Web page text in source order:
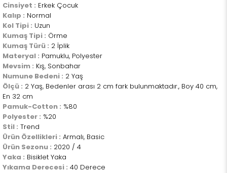
Cinsiyet : Erkek Çocuk
Kalıp : Normal
Kol Tipi : Uzun
Kumaş Tipi : Örme
Kumaş Türü : 2 İplik
Materyal : Pamuklu, Polyester
Mevsim : Kış, Sonbahar
Numune Bedeni : 2 Yaş
Ölçü : 2 Yaş, Bedenler arası 2 cm fark bulunmaktadır., Boy 40 cm,
En 32 cm
Pamuk-Cotton : %80
Polyester : %20
Stil : Trend
Ürün Özellikleri : Armalı, Basic
Ürün Sezonu : 2020 / 4
Yaka : Bisiklet Yaka
Yıkama Derecesi : 40 Derece